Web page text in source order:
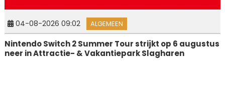
04-08-2026 09:02 ALGEMEEN
Nintendo Switch 2 Summer Tour strijkt op 6 augustus
neer in Attractie- & Vakantiepark Slagharen